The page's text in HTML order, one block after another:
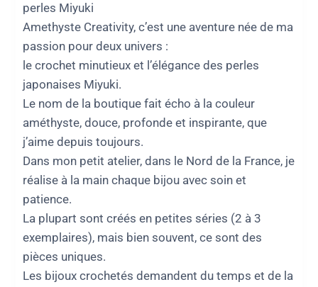
perles Miyuki
Amethyste Creativity, c’est une aventure née de ma
passion pour deux univers :
le crochet minutieux et l’élégance des perles
japonaises Miyuki.
Le nom de la boutique fait écho à la couleur
améthyste, douce, profonde et inspirante, que
j’aime depuis toujours.
Dans mon petit atelier, dans le Nord de la France, je
réalise à la main chaque bijou avec soin et
patience.
La plupart sont créés en petites séries (2 à 3
exemplaires), mais bien souvent, ce sont des
pièces uniques.
Les bijoux crochetés demandent du temps et de la